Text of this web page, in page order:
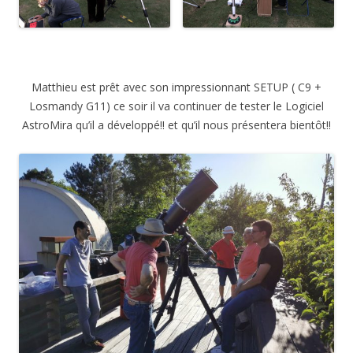
Matthieu est prêt avec son impressionnant SETUP ( C9 +
Losmandy G11) ce soir il va continuer de tester le Logiciel
AstroMira qu’il a développé!! et qu’il nous présentera bientôt!!